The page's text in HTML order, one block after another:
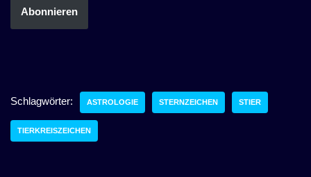
Abonnieren
Schlagwörter: ASTROLOGIE STERNZEICHEN STIER
TIERKREISZEICHEN